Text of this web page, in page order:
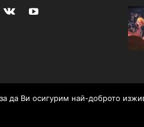
Изработка и поддръжка от
за да Ви осигурим най-доброто